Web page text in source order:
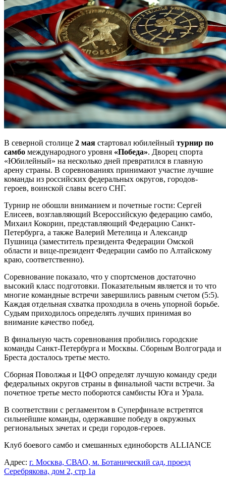
В северной столице 2 мая стартовал юбилейный турнир по
самбо международного уровня «Победа». Дворец спорта
«Юбилейный» на несколько дней превратился в главную
арену страны. В соревнованиях принимают участие лучшие
команды из российских федеральных округов, городов-
героев, воинской славы всего СНГ.
Турнир не обошли вниманием и почетные гости: Сергей
Елисеев, возглавляющий Всероссийскую федерацию самбо,
Михаил Кокорин, представляющий Федерацию Санкт-
Петербурга, а также Валерий Метелица и Александр
Пушница (заместитель президента Федерации Омской
области и вице-президент Федерации самбо по Алтайскому
краю, соответственно).
Соревнование показало, что у спортсменов достаточно
высокий класс подготовки. Показательным является и то что
многие командные встречи завершились равным счетом (5:5).
Каждая отдельная схватка проходила в очень упорной борьбе.
Судьям приходилось определять лучших принимая во
внимание качество побед.
В финальную часть соревнования пробились городские
команды Санкт-Петербурга и Москвы. Сборным Волгограда и
Бреста досталось третье место.
Сборная Поволжья и ЦФО определят лучшую команду среди
федеральных округов страны в финальной части встречи. За
почетное третье место поборются самбисты Юга и Урала.
В соответствии с регламентом в Суперфинале встретятся
сильнейшие команды, одержавшие победу в окружных
региональных зачетах и среди городов-героев.
Клуб боевого самбо и смешанных единоборств ALLIANCE
Адрес: г. Москва, СВАО, м. Ботанический сад, проезд
Серебрякова, дом 2, стр 1а